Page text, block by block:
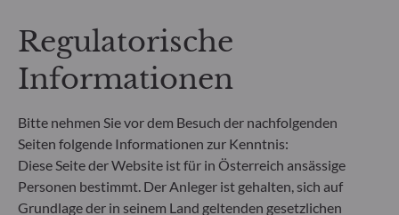
„Merkmale“ aufgeführten Prozentsatz des
Rücknahmepreises berücksichtigt. Kosten für die
Verwahrung von Fondsanteilen in Ihrem Depot
können die Wertentwicklung zusätzlich mindern.
**Die EU-Verordnung zur Offenlegung von
Nachhaltigkeitsinformationen (Sustainable
Finance Disclosure Regulation, SFDR) ist ein
Regelwerk der EU, das darauf abzielt, das
Nachhaltigkeitsprofil von Fonds transparent,
Regulatorische
Informationen
Bitte nehmen Sie vor dem Besuch der nachfolgenden
Seiten folgende Informationen zur Kenntnis:
Diese Seite der Website ist für in Österreich ansässige
Personen bestimmt. Der Anleger ist gehalten, sich auf
Grundlage der in seinem Land geltenden gesetzlichen